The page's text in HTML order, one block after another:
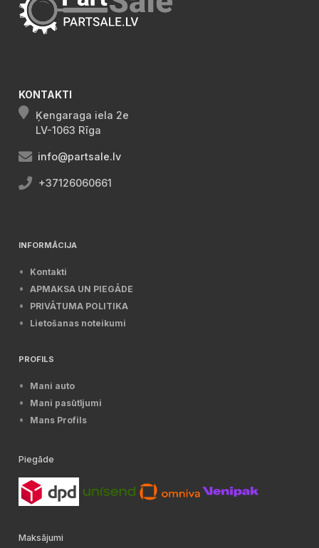
KONTAKTI
Ķengaraga iela 2e
LV-1063 Rīga
info@partsale.lv
+37126060661
INFORMĀCIJA
Kontakti
APMAKSA UN PIEGĀDE
PRIVĀTUMA POLITIKA
Lietošanas noteikumi
PROFILS
Mani auto
Mani pasūtījumi
Mans Profils
Piegāde
Maksājumi